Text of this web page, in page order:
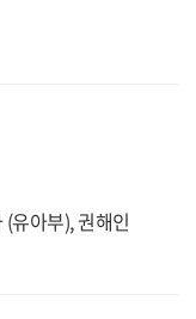
유아부), 권해인